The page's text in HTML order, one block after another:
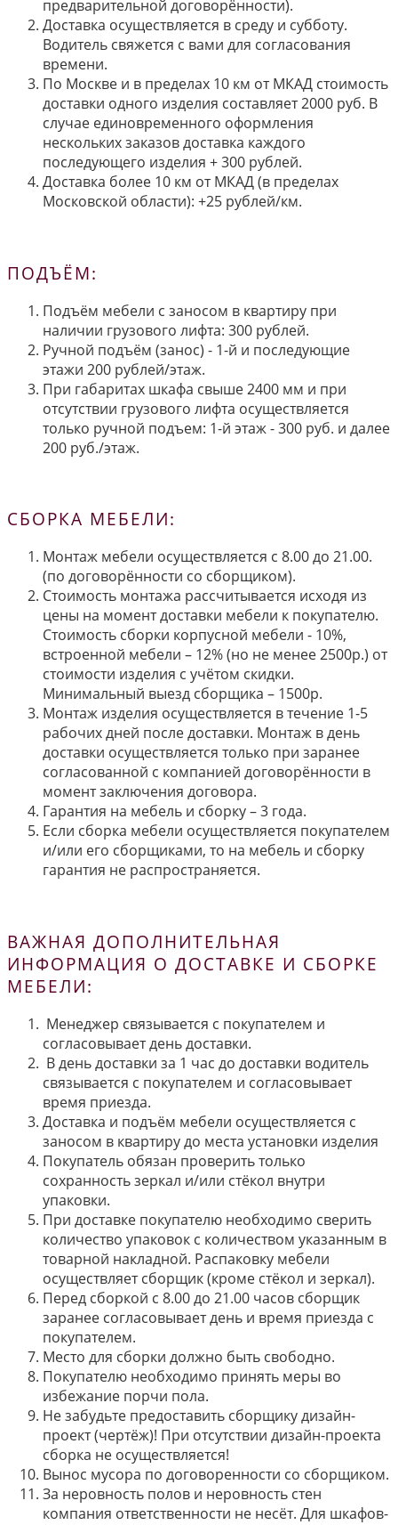
предварительной договорённости).
Доставка осуществляется в среду и субботу.
Водитель свяжется с вами для согласования
времени.
По Москве и в пределах 10 км от МКАД стоимость
доставки одного изделия составляет 2000 руб. В
случае единовременного оформления
нескольких заказов доставка каждого
последующего изделия + 300 рублей.
Доставка более 10 км от МКАД (в пределах
Московской области): +25 рублей/км.
ПОДЪЁМ:
Подъём мебели с заносом в квартиру при
наличии грузового лифта: 300 рублей.
Ручной подъём (занос) - 1-й и последующие
этажи 200 рублей/этаж.
При габаритах шкафа свыше 2400 мм и при
отсутствии грузового лифта осуществляется
только ручной подъем: 1-й этаж - 300 руб. и далее
200 руб./этаж.
СБОРКА МЕБЕЛИ:
Монтаж мебели осуществляется с 8.00 до 21.00.
(по договорённости со сборщиком).
Стоимость монтажа рассчитывается исходя из
цены на момент доставки мебели к покупателю.
Стоимость сборки корпусной мебели - 10%,
встроенной мебели – 12% (но не менее 2500р.) от
стоимости изделия с учётом скидки.
Минимальный выезд сборщика – 1500р.
Монтаж изделия осуществляется в течение 1-5
рабочих дней после доставки. Монтаж в день
доставки осуществляется только при заранее
согласованной с компанией договорённости в
момент заключения договора.
Гарантия на мебель и сборку – 3 года.
Если сборка мебели осуществляется покупателем
и/или его сборщиками, то на мебель и сборку
гарантия не распространяется.
ВАЖНАЯ ДОПОЛНИТЕЛЬНАЯ
ИНФОРМАЦИЯ О ДОСТАВКЕ И СБОРКЕ
МЕБЕЛИ:
Менеджер связывается с покупателем и
согласовывает день доставки.
В день доставки за 1 час до доставки водитель
связывается с покупателем и согласовывает
время приезда.
Доставка и подъём мебели осуществляется с
заносом в квартиру до места установки изделия
Покупатель обязан проверить только
сохранность зеркал и/или стёкол внутри
упаковки.
При доставке покупателю необходимо сверить
количество упаковок с количеством указанным в
товарной накладной. Распаковку мебели
осуществляет сборщик (кроме стёкол и зеркал).
Перед сборкой с 8.00 до 21.00 часов сборщик
заранее согласовывает день и время приезда с
покупателем.
Место для сборки должно быть свободно.
Покупателю необходимо принять меры во
избежание порчи пола.
Не забудьте предоставить сборщику дизайн-
проект (чертёж)! При отсутствии дизайн-проекта
сборка не осуществляется!
Вынос мусора по договоренности со сборщиком.
За неровность полов и неровность стен
компания ответственности не несёт. Для шкафов-